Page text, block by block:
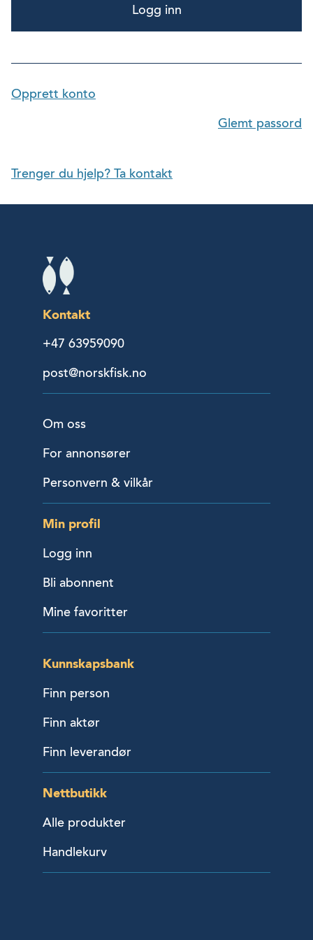
Logg inn
Opprett konto
Glemt passord
Trenger du hjelp? Ta kontakt
Kontakt
+47 63959090
post@norskfisk.no
Om oss
For annonsører
Personvern & vilkår
Min profil
Logg inn
Bli abonnent
Mine favoritter
Kunnskapsbank
Finn person
Finn aktør
Finn leverandør
Nettbutikk
Alle produkter
Handlekurv